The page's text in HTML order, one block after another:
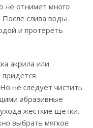
не отнимет много
слива воды
и протереть
акрила или
не следует чистить
абразивные
жесткие щетки.
выбрать мягкое